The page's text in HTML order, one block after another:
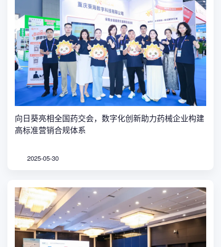
向日葵亮相全国药交会，数字化创新助力药械企业构建
高标准营销合规体系
2025-05-30